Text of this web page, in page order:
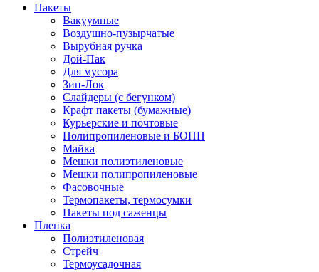
Пакеты
Вакуумные
Воздушно-пузырчатые
Вырубная ручка
Дой-Пак
Для мусора
Зип-Лок
Слайдеры (с бегунком)
Крафт пакеты (бумажные)
Курьерские и почтовые
Полипропиленовые и БОПП
Майка
Мешки полиэтиленовые
Мешки полипропиленовые
Фасовочные
Термопакеты, термосумки
Пакеты под саженцы
Пленка
Полиэтиленовая
Стрейч
Термоусадочная